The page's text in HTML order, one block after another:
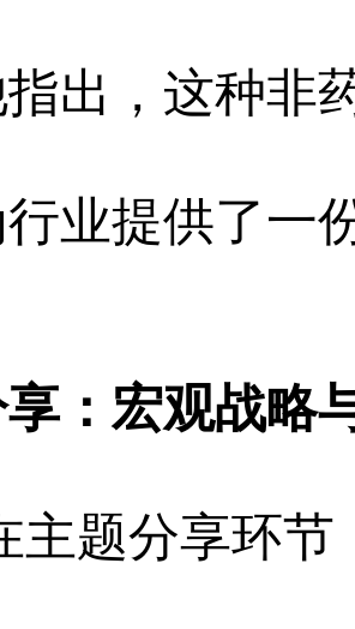
出，这种非
业提供了一
：宏观战略
主题分享环节